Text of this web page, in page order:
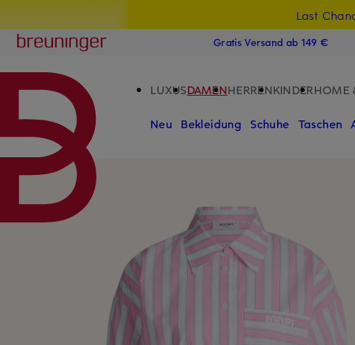
Last
15€-
Breuninger
Gratis Versand ab 149 €
LUXUSDAMENHERRENKINDERHOME
Neu Bekleidung Schuhe Taschen